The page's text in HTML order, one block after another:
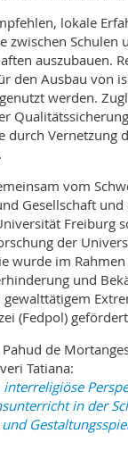
lokale
zwischen Schulen
auszubauen.
den Ausbau von
werden.
durch Vernetzung
vom
Gesellschaft
Freiburg
der
wurde im
und
gewalttätigem
(Fedpol)
de
Tatiana:
interreligiöse
in der